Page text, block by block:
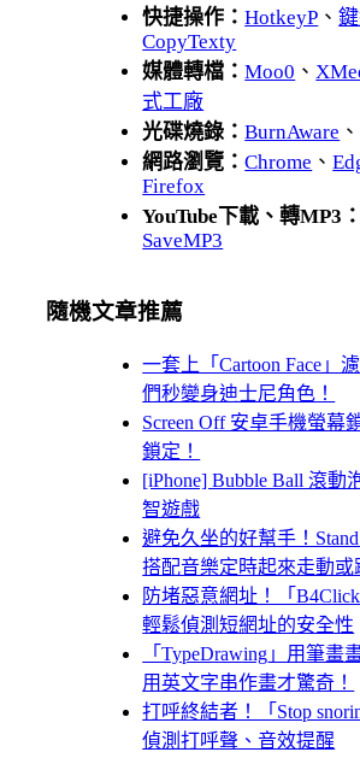
快捷操作：HotkeyP 、
CopyTexty
媒體轉檔：Moo0 、
式工廠
光碟燒錄：BurnAware 、
網路瀏覽：Chrome 、
Firefox
YouTube下載、轉MP3
SaveMP3
隨機文章推薦
一套上「Cartoon Face」
們秒變身迪士尼角色！
Screen Off 安卓手機螢幕
鎖定！
[iPhone] Bubble Ball 滾動
智遊戲
避免久坐的好幫手！
搭配音樂定時起來走動或
防堵惡意網址！「B4Click
輕鬆偵測短網址的安全性
「TypeDrawing」用筆畫
用英文字串作畫才驚奇！
打呼終結者！「Stop
偵測打呼聲、音效提醒